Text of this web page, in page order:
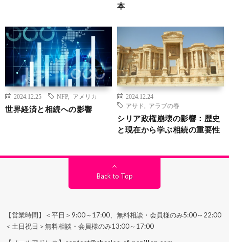
本
2024.12.25 NFP アメリカ
世界経済と相続への影響
2024.12.24
アサド
アラブの春
シリア政権崩壊の影響：歴史
と現在から学ぶ相続の重要性
Back to Top
【営業時間】＜平日＞9:00～17:00、無料相談・会員様のみ5:00～22:00
＜土日祝日＞無料相談・会員様のみ13:00～17:00